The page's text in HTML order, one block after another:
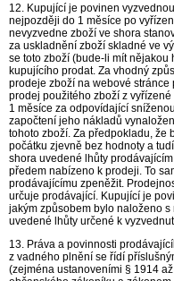
12. Kupující je povinen
nejpozději do 1 měsíce po
nevyzvedne zboží ve shora
za uskladnění zboží skladné ve
se toto zboží (bude-li mít
kupujícího prodat. Za vhodný
prodeje zboží na webové
prodej použitého zboží z
1 měsíce za odpovídající
započtení jeho nákladů
tohoto zboží. Za předpokladu, že
počátku zjevně bez hodnoty a
shora uvedené lhůty
předem nabízeno k prodeji. To
prodávajícímu zpeněžit.
určuje prodávající. Kupující je
jakým způsobem bylo naloženo
uvedené lhůty určené k
13. Práva a povinnosti
z vadného plnění se řídí
(zejména ustanoveními § 1914